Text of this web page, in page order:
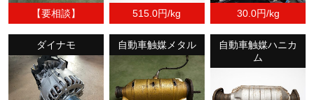
【要相談】 515.0円/kg 30.0円/kg
ダイナモ 自動車触媒メタル
自動車触媒ハニカ
ム